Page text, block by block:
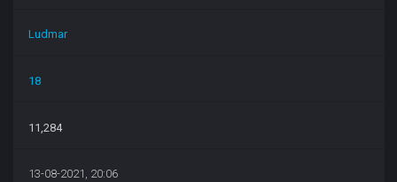
Ludmar
18
11,284
13-08-2021, 20:06